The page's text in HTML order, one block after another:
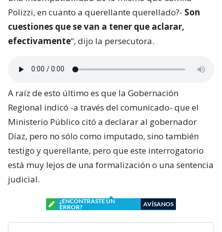
Polizzi, en cuanto a querellante querellado?- Son
cuestiones que se van a tener que aclarar,
efectivamente“, dijo la persecutora.
A raíz de esto último es que la Gobernación
Regional indicó -a través del comunicado- que el
Ministerio Público citó a declarar al gobernador
Díaz, pero no sólo como imputado, sino también
testigo y querellante, pero que este interrogatorio
está muy lejos de una formalización o una sentencia
judicial.
¿ENCONTRASTE UN
ERROR?
AVÍSANOS